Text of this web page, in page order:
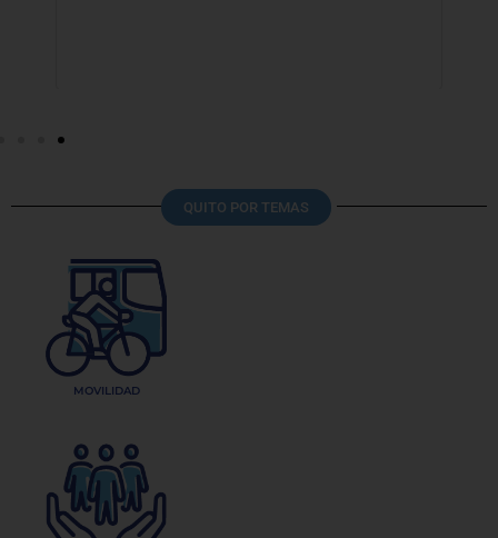
QUITO POR TEMAS
MOVILIDAD